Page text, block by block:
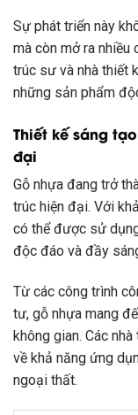
Sự phát triển này
mà còn mở ra nhiều
trúc sư và nhà thiết
những sản phẩm
Thiết kế sáng
đại
Gỗ nhựa đang trở
trúc hiện đại. Với
có thể được sử
độc đáo và đầy
Từ các công trình
tư, gỗ nhựa mang
không gian. Các
về khả năng ứng
ngoại thất.